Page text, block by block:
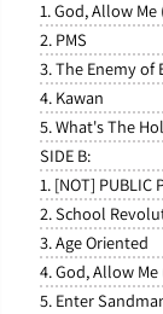
1. God, Allow
2. PMS
3. The Enemy of
4. Kawan
5. What's The
SIDE B:
1. [NOT] PUBLIC
2. School
3. Age Oriented
4. God, Allow
5. Enter